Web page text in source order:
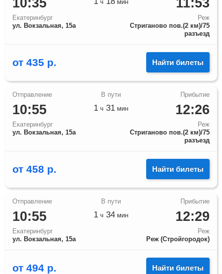
10:35
Екатеринбург
ул. Вокзальная, 15а
11:53
Реж
Стриганово пов.(2 км)/75
разъезд
ч мин
от 435 р. Найти билеты
10:55
Екатеринбург
ул. Вокзальная, 15а
12:26
Реж
Стриганово пов.(2 км)/75
разъезд
1 ч 31 мин
от 458 р. Найти билеты
10:55
Екатеринбург
ул. Вокзальная, 15а
12:29
Реж
Реж (Стройгородок)
1 ч 34 мин
от 494 р. Найти билеты